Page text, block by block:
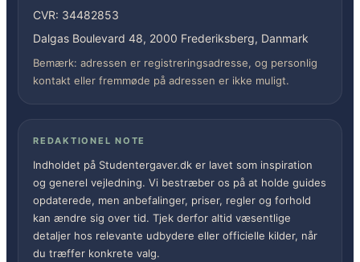
CVR: 34482853
Dalgas Boulevard 48, 2000 Frederiksberg, Danmark
Bemærk: adressen er registreringsadresse, og personlig
kontakt eller fremmøde på adressen er ikke muligt.
REDAKTIONEL NOTE
Indholdet på Studentergaver.dk er lavet som inspiration
og generel vejledning. Vi bestræber os på at holde guides
opdaterede, men anbefalinger, priser, regler og forhold
kan ændre sig over tid. Tjek derfor altid væsentlige
detaljer hos relevante udbydere eller officielle kilder, når
du træffer konkrete valg.